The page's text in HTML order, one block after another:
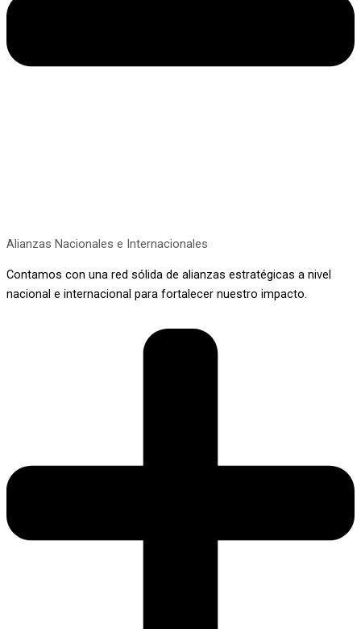
Alianzas Nacionales e Internacionales
Contamos con una red sólida de alianzas estratégicas a nivel
nacional e internacional para fortalecer nuestro impacto.